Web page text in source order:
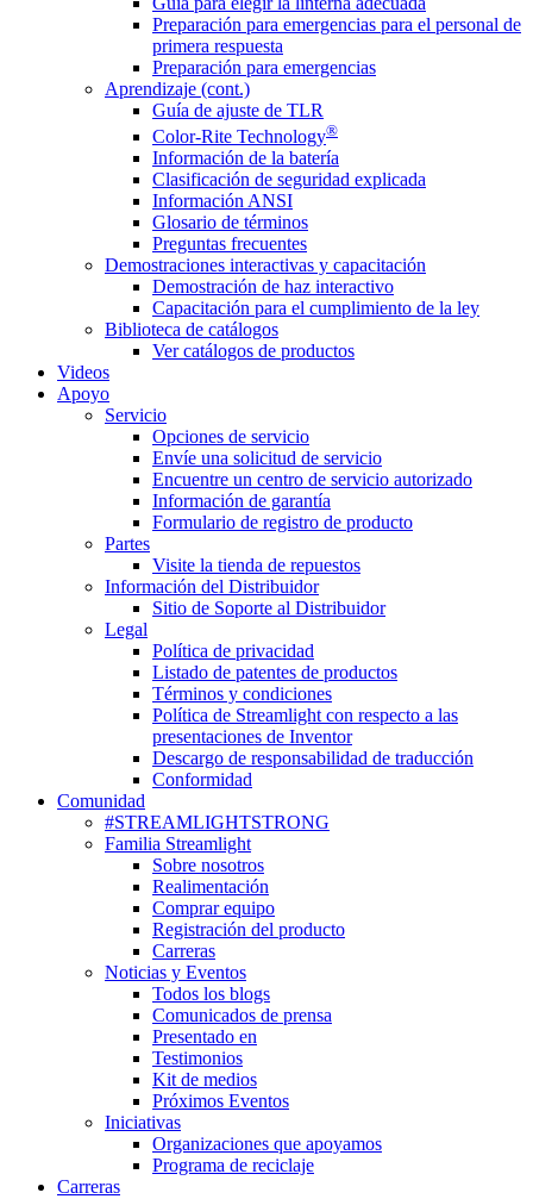
Preparación para emergencias para el personal de
primera respuesta
Preparación para emergencias
Aprendizaje (cont.)
Guía de ajuste de TLR
Color-Rite Technology®
Información de la batería
Clasificación de seguridad explicada
Información ANSI
Glosario de términos
Preguntas frecuentes
Demostraciones interactivas y capacitación
Demostración de haz interactivo
Capacitación para el cumplimiento de la ley
Biblioteca de catálogos
Ver catálogos de productos
Videos
Apoyo
Servicio
Opciones de servicio
Envíe una solicitud de servicio
Encuentre un centro de servicio autorizado
Información de garantía
Formulario de registro de producto
Partes
Visite la tienda de repuestos
Información del Distribuidor
Sitio de Soporte al Distribuidor
Legal
Política de privacidad
Listado de patentes de productos
Términos y condiciones
Política de Streamlight con respecto a las
presentaciones de Inventor
Descargo de responsabilidad de traducción
Conformidad
Comunidad
#STREAMLIGHTSTRONG
Familia Streamlight
Sobre nosotros
Realimentación
Comprar equipo
Registración del producto
Carreras
Noticias y Eventos
Todos los blogs
Comunicados de prensa
Presentado en
Testimonios
Kit de medios
Próximos Eventos
Iniciativas
Organizaciones que apoyamos
Programa de reciclaje
Carreras